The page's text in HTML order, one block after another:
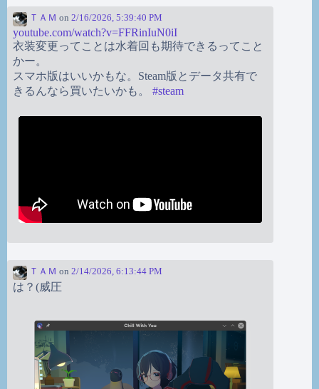
ＴＡＭ on 2/16/2026, 5:39:40 PM
youtube.com/watch?v=FFRinIuN0iI
衣装変更ってことは水着回も期待できるってこと
かー。
スマホ版はいいかもな。Steam版とデータ共有で
きるんなら買いたいかも。 #steam
ＴＡＭ on 2/14/2026, 6:13:44 PM
は？(威圧